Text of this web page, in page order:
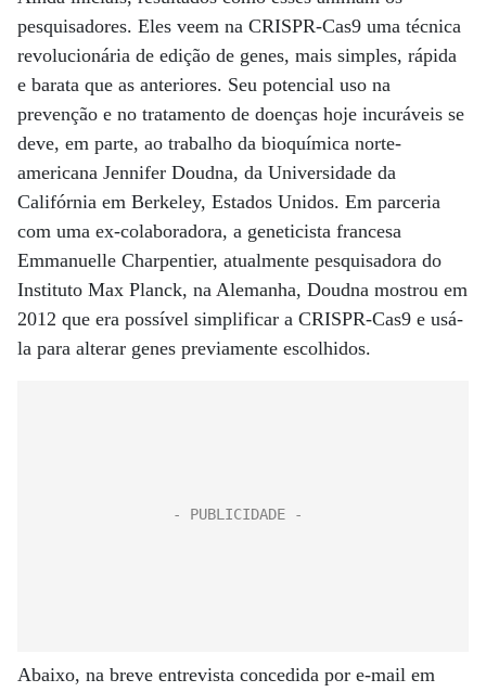
pesquisadores. Eles veem na CRISPR-Cas9 uma técnica
revolucionária de edição de genes, mais simples, rápida
e barata que as anteriores. Seu potencial uso na
prevenção e no tratamento de doenças hoje incuráveis se
deve, em parte, ao trabalho da bioquímica norte-
americana Jennifer Doudna, da Universidade da
Califórnia em Berkeley, Estados Unidos. Em parceria
com uma ex-colaboradora, a geneticista francesa
Emmanuelle Charpentier, atualmente pesquisadora do
Instituto Max Planck, na Alemanha, Doudna mostrou em
2012 que era possível simplificar a CRISPR-Cas9 e usá-
la para alterar genes previamente escolhidos.
Abaixo, na breve entrevista concedida por e-mail em